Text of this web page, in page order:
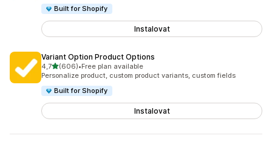
Built for Shopify
Instalovat
Variant Option Product Options
4,7z 5 hvězd
(606)
Celkový počet recenzí: 606
•Free plan available
Personalize product, custom product variants, custom fields
Built for Shopify
Instalovat